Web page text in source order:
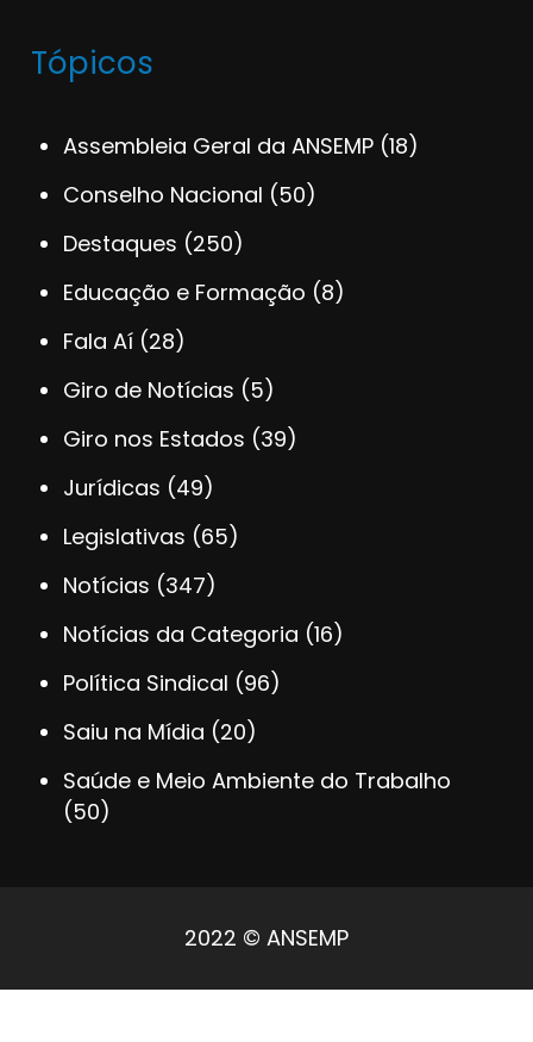
Tópicos
Assembleia Geral da ANSEMP (18)
Conselho Nacional (50)
Destaques (250)
Educação e Formação (8)
Fala Aí (28)
Giro de Notícias (5)
Giro nos Estados (39)
Jurídicas (49)
Legislativas (65)
Notícias (347)
Notícias da Categoria (16)
Política Sindical (96)
Saiu na Mídia (20)
Saúde e Meio Ambiente do Trabalho
(50)
2022 © ANSEMP